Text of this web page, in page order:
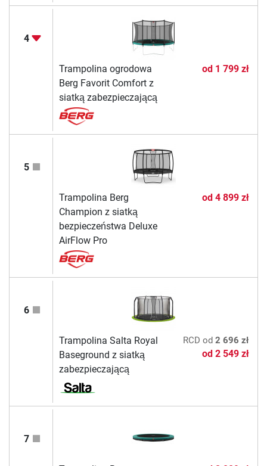
4
Trampolina ogrodowa
Berg Favorit Comfort z
siatką zabezpieczającą
od 1 799 zł
5
Trampolina Berg
Champion z siatką
bezpieczeństwa Deluxe
AirFlow Pro
od 4 899 zł
6
Trampolina Salta Royal
Baseground z siatką
zabezpieczającą
RCD od 2 696 zł
od 2 549 zł
7